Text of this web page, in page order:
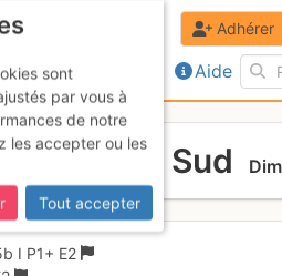
Aide
Adhérer
arête Sud
I P1+ E2
sont
par vous à
de notre
les accepter ou les
Tout accepter